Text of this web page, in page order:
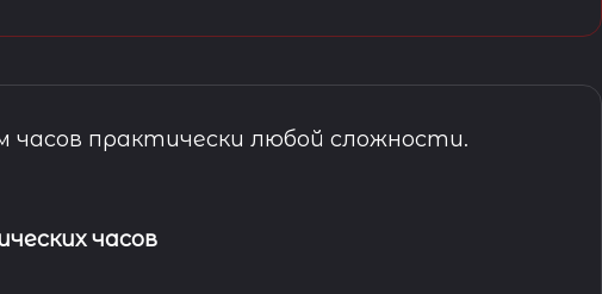
практически любой сложности.
часов